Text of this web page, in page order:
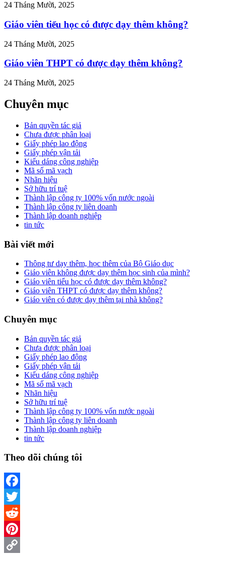
24 Tháng Mười, 2025
Giáo viên tiểu học có được dạy thêm không?
24 Tháng Mười, 2025
Giáo viên THPT có được dạy thêm không?
24 Tháng Mười, 2025
Chuyên mục
Bản quyền tác giả
Chưa được phân loại
Giấy phép lao động
Giấy phép vận tải
Kiểu dáng công nghiệp
Mã số mã vạch
Nhãn hiệu
Sở hữu trí tuệ
Thành lập công ty 100% vốn nước ngoài
Thành lập công ty liên doanh
Thành lập doanh nghiệp
tin tức
Bài viết mới
Thông tư dạy thêm, học thêm của Bộ Giáo dục
Giáo viên không được dạy thêm học sinh của mình?
Giáo viên tiểu học có được dạy thêm không?
Giáo viên THPT có được dạy thêm không?
Giáo viên có được dạy thêm tại nhà không?
Chuyên mục
Bản quyền tác giả
Chưa được phân loại
Giấy phép lao động
Giấy phép vận tải
Kiểu dáng công nghiệp
Mã số mã vạch
Nhãn hiệu
Sở hữu trí tuệ
Thành lập công ty 100% vốn nước ngoài
Thành lập công ty liên doanh
Thành lập doanh nghiệp
tin tức
Theo dõi chúng tôi
Facebook
Twitter
Reddit
Pinterest